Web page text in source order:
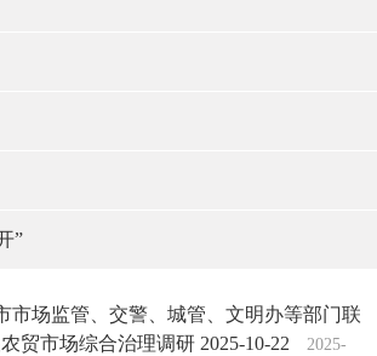
”
市场监管、交警、城管、文明办等部门联
贸市场综合治理调研 2025-10-22
2025-